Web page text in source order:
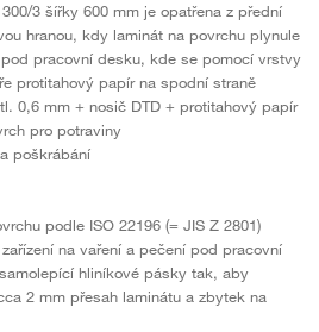
3 šířky 600 mm je opatřena z přední
hranou, kdy laminát na povrchu plynule
pracovní desku, kde se pomocí vrstvy
protitahový papír na spodní straně
0,6 mm + nosič DTD + protitahový papír
pro potraviny
poškrábání
podle ISO 22196 (= JIS Z 2801)
na vaření a pečení pod pracovní
hliníkové pásky tak, aby
2 mm přesah laminátu a zbytek na